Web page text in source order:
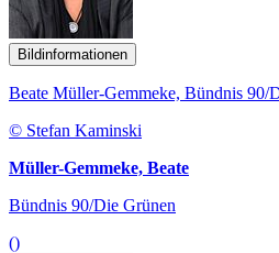
Bildinformationen
Beate Müller-Gemmeke, Bündnis 90/
© Stefan Kaminski
Müller-Gemmeke, Beate
Bündnis 90/Die Grünen
()